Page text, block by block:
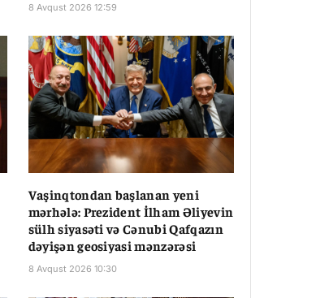
8 Avqust 2026 12:59
Vaşinqtondan başlanan yeni
mərhələ: Prezident İlham Əliyevin
sülh siyasəti və Cənubi Qafqazın
dəyişən geosiyasi mənzərəsi
8 Avqust 2026 10:30